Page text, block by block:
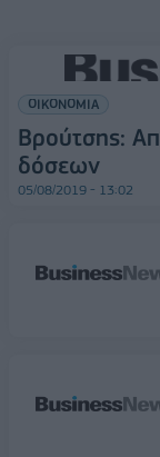
ΟΙΚΟΝΟΜΙΑ
Βρούτσης:
δόσεων
05/08/2019 - 13:02